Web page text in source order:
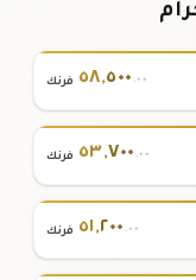
٥٨,٥٠٠ .٠٠ فرنك
٥٣,٧٠٠ .٠٠ فرنك
٥١,٢٠٠ .٠٠ فرنك